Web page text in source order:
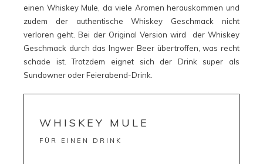
einen Whiskey Mule, da viele Aromen herauskommen und
zudem der authentische Whiskey Geschmack nicht
verloren geht. Bei der Original Version wird der Whiskey
Geschmack durch das Ingwer Beer übertroffen, was recht
schade ist. Trotzdem eignet sich der Drink super als
Sundowner oder Feierabend-Drink.
WHISKEY MULE
FÜR EINEN DRINK